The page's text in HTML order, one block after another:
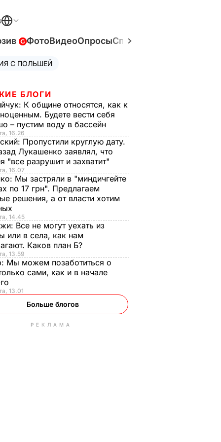
ФотоВидеоОпросыСпецпроекты
С ПОЛЬШЕЙ
БЛОГИ
К общине относятся, как к
Будете вести себя
– пустим воду в бассейн
16.26
Пропустили круглую дату.
Лукашенко заявлял, что
"все разрушит и захватит"
16.07
Мы застряли в "миндичгейте
по 17 грн". Предлагаем
решения, а от власти хотим
14.45
Все не могут уехать из
или в села, как нам
Каков план Б?
13.59
Мы можем позаботиться о
сами, как и в начале
13.01
Больше блогов
РЕКЛАМА